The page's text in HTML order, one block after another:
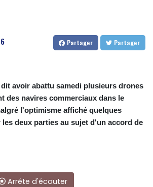
Partager Partager
avoir abattu samedi plusieurs drones
des navires commerciaux dans le
l'optimisme affiché quelques
deux parties au sujet d'un accord de
Arrête d'écouter